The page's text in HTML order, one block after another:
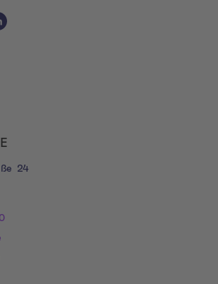
Media Links
Media Link 1
24